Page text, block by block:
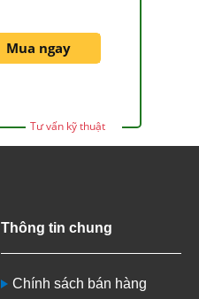
Mua ngay
Tư vấn kỹ thuật
Thông tin chung
Chính sách bán hàng